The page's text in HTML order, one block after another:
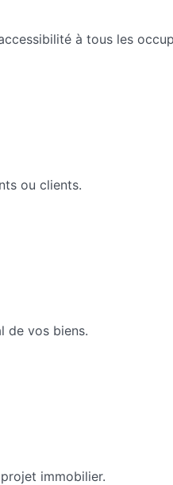
à tous les
ou clients.
de vos biens.
immobilier.